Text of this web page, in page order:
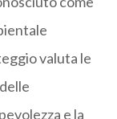
valuta le
e la